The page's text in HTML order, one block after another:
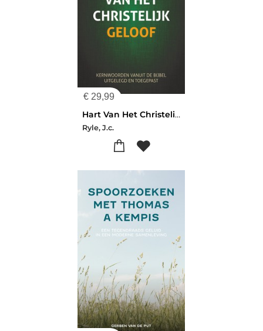
€ 29,99
Hart Van Het Christelijk Geloof
Ryle, J.c.